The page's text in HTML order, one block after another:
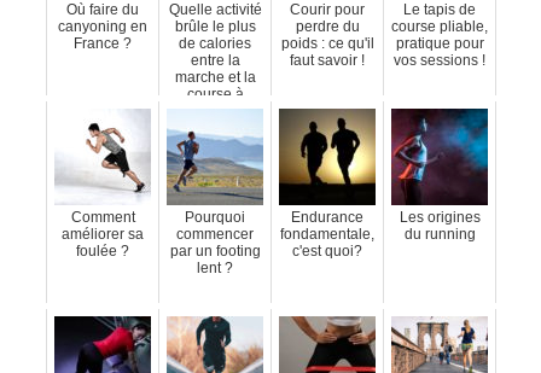
Où faire du
canyoning en
France ?
Quelle activité
brûle le plus
de calories
entre la
marche et la
course à
pied?
Courir pour
perdre du
poids : ce qu'il
faut savoir !
Le tapis de
course pliable,
pratique pour
vos sessions !
Comment
améliorer sa
foulée ?
Pourquoi
commencer
par un footing
lent ?
Endurance
fondamentale,
c'est quoi?
Les origines
du running